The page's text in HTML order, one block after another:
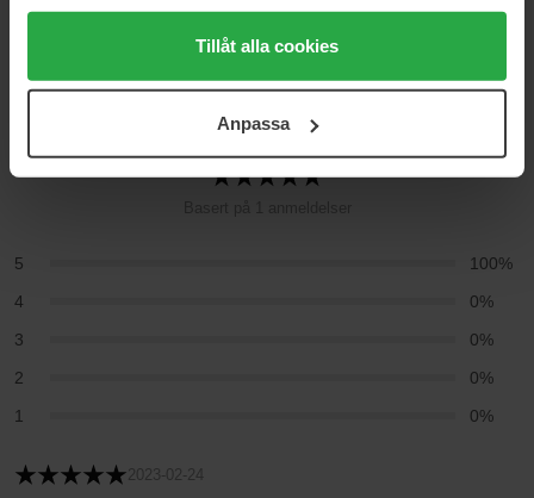
Genom att trycka på "Tillåt alla cookies" accepterar du
alla cookies, medan du under "Detaljer" kan anpassa
användningen av cookies. Du kan när som helst återkalla
samt vår Integritetspolicy.
Tillåt alla cookies
Anpassa
5
5
100%
4
0%
3
0%
2
0%
1
0%
2023-02-24